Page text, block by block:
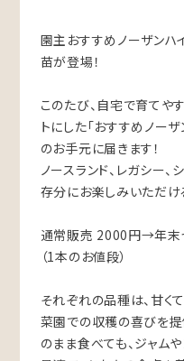
園主おすすめノーザンハ
苗が登場！
このたび、自宅で育てや
トにした「おすすめノー
のお手元に届きます！
ノースランド、レガシー
存分にお楽しみいただけ
通常販売 2000円→年末
（1本のお値段）
それぞれの品種は、甘く
菜園での収穫の喜びを提
のまま食べても、ジャム